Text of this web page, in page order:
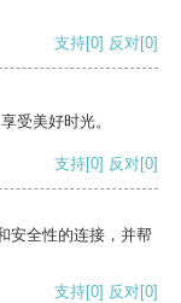
支持[0] 反对[0]
受美好时光。
支持[0] 反对[0]
安全性的连接，并帮
支持[0] 反对[0]